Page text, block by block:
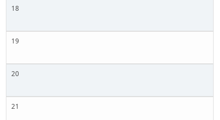
18
19
20
21